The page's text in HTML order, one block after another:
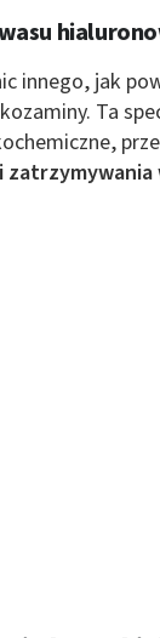
innego, jak
Ta
zatrzymywania